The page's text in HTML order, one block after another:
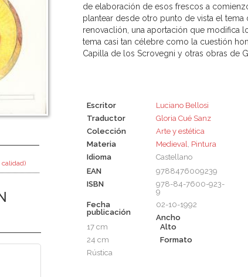
calidad)
de elaboración de esos frescos a
plantear desde otro punto de vista el tema
renovaclión, una aportación que modifica
tema casi tan célebre como la cuestión
Capilla de los Scrovegni y otras obras de
Escritor
Luciano Bellosi
Traductor
Gloria Cué Sanz
Colección
Arte y estética
Materia
Medieval, Pintura
Idioma
Castellano
EAN
9788476009239
ISBN
978-84-7600-923-
9
Fecha
publicación
02-10-1992
Ancho
17 cm
Alto
24 cm
Formato
Rústica